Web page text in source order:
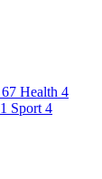
67 Health 4
1 Sport 4